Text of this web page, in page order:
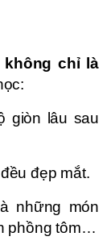
không chỉ là
giòn lâu sau
đẹp mắt.
những món
phồng tôm…